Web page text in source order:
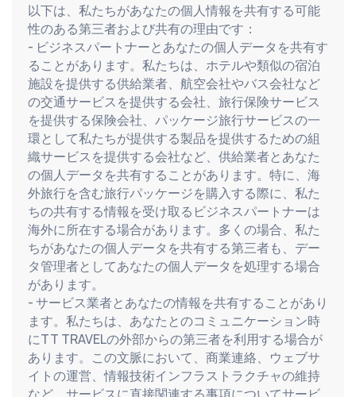
以下は、私たちがあなたの個人情報を共有する可能
性のある第三者および共有の理由です：
- ビジネスパートナーとあなたの個人データを共有す
ることがあります。私たちは、ホテルや類似の宿泊
施設を提供する供給業者、航空会社やバス会社など
の交通サービスを提供する会社、旅行保険サービス
を提供する保険会社、パッケージ旅行サービスの一
環として私たちが提供する製品を提供するための組
織サービスを提供する会社など、供給業者とあなた
の個人データを共有することがあります。特に、海
外旅行を含む旅行パッケージを購入する際に、私た
ちの共有する情報を受け取るビジネスパートナーは
海外に所在する場合があります。多くの場合、私た
ちがあなたの個人データを共有する第三者も、デー
タ管理者としてあなたの個人データを処理する場合
があります。
- サービス業者とあなたの情報を共有することがあり
ます。私たちは、あなたとのコミュニケーション時
にTT TRAVELの外部からの第三者を利用する場合が
あります。この文脈において、商業連絡、ウェブサ
イトの運営、情報技術インフラストラクチャの維持
など、サービスに直接関連する事項についてサービ